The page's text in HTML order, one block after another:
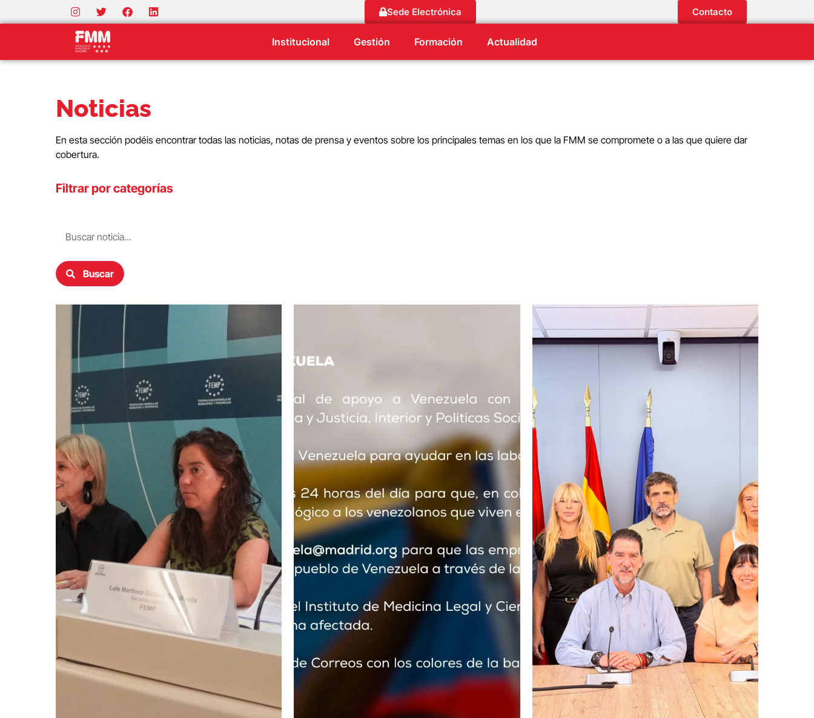
Sede Electrónica Contacto
Institucional Gestión Formación Actualidad
Noticias
En esta sección podéis encontrar todas las noticias, notas de prensa y eventos sobre los principales temas en los que la FMM se compromete o a las que quiere dar
cobertura.
Filtrar por categorías
Buscar